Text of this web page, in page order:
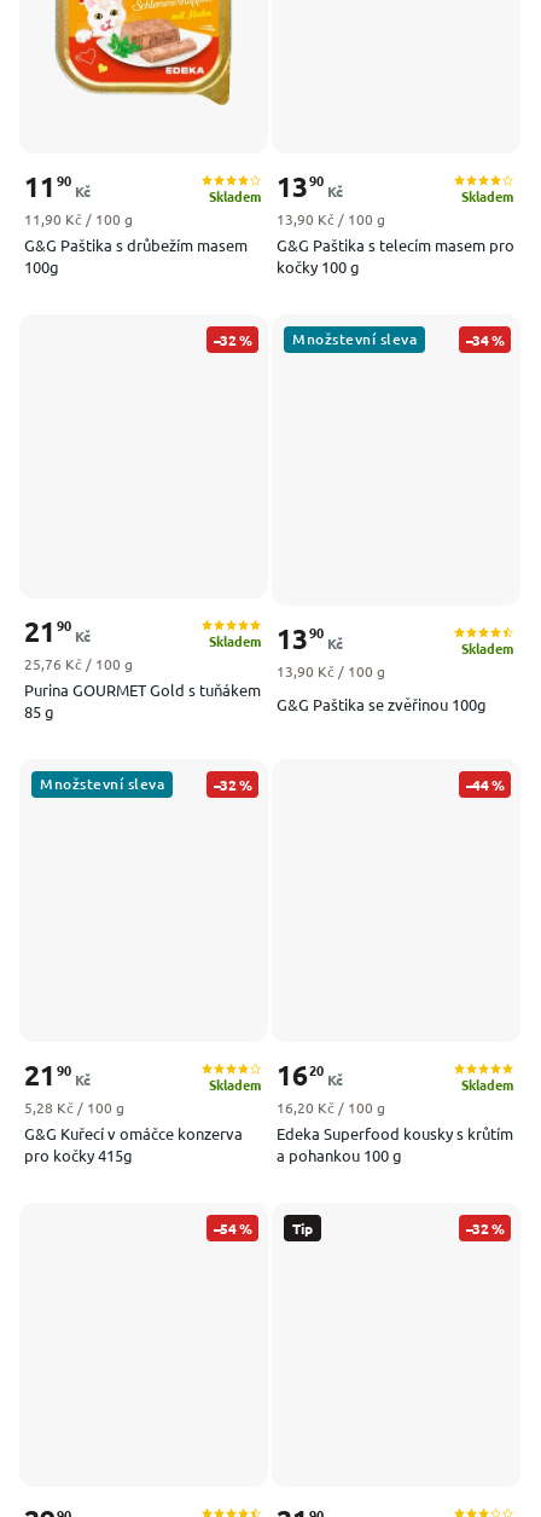
G&G Paštika s drůbežím masem
100g
Skladem
11 90
Kč
Měrná cena:
11,90 Kč / 100 g
G&G Paštika s telecím masem pro
kočky 100 g
Skladem
1390
Kč
Měrná cena:
13,90 Kč / 100 g
–32 %
Purina GOURMET Gold s tuňákem
85 g
Skladem
21 90
Kč
Měrná cena:
25,76 Kč / 100 g
Množstevní sleva –34 %
G&G Paštika se zvěřinou 100g
Skladem
1390
Kč
Měrná cena:
13,90 Kč / 100 g
Množstevní sleva –32 %
G&G Kuřecí v omáčce konzerva
pro kočky 415g
Skladem
21 90
Kč
Měrná cena:
5,28 Kč / 100 g
–44 %
Edeka Superfood kousky s krůtím
a pohankou 100 g
Skladem
1620
Kč
Měrná cena:
16,20 Kč / 100 g
–54 % Tip –32 %